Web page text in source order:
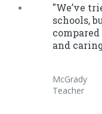
"We’ve
schools,
and
McGrady
Teacher